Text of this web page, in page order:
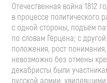
Отечественная война 1812
в процессе политического
с одной стороны, подъем
по словам Герцена; с
положения, рост
невозможно без отмены
декабристы были
русской армии,